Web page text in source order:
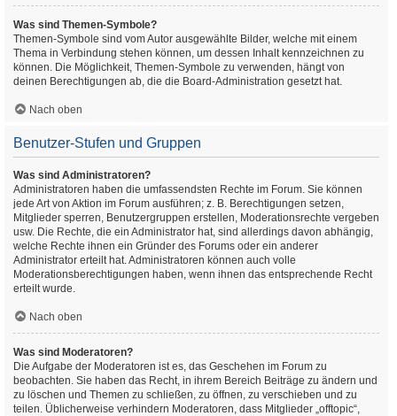
Was sind Themen-Symbole?
Themen-Symbole sind vom Autor ausgewählte Bilder, welche mit einem
Thema in Verbindung stehen können, um dessen Inhalt kennzeichnen zu
können. Die Möglichkeit, Themen-Symbole zu verwenden, hängt von
deinen Berechtigungen ab, die die Board-Administration gesetzt hat.
Nach oben
Benutzer-Stufen und Gruppen
Was sind Administratoren?
Administratoren haben die umfassendsten Rechte im Forum. Sie können
jede Art von Aktion im Forum ausführen; z. B. Berechtigungen setzen,
Mitglieder sperren, Benutzergruppen erstellen, Moderationsrechte vergeben
usw. Die Rechte, die ein Administrator hat, sind allerdings davon abhängig,
welche Rechte ihnen ein Gründer des Forums oder ein anderer
Administrator erteilt hat. Administratoren können auch volle
Moderationsberechtigungen haben, wenn ihnen das entsprechende Recht
erteilt wurde.
Nach oben
Was sind Moderatoren?
Die Aufgabe der Moderatoren ist es, das Geschehen im Forum zu
beobachten. Sie haben das Recht, in ihrem Bereich Beiträge zu ändern und
zu löschen und Themen zu schließen, zu öffnen, zu verschieben und zu
teilen. Üblicherweise verhindern Moderatoren, dass Mitglieder „offtopic“,